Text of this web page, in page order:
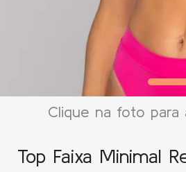
Clique na foto para
Top Faixa Minimal